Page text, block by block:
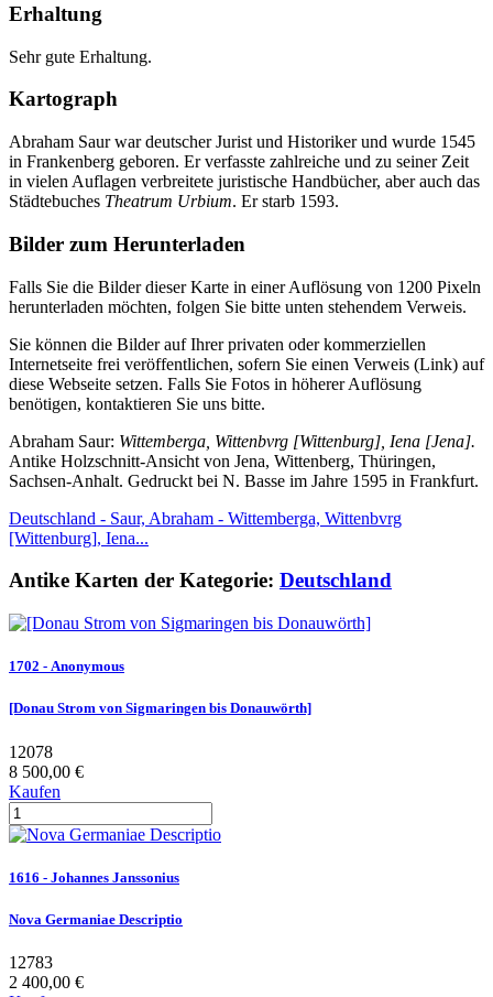
Erhaltung
Sehr gute Erhaltung.
Kartograph
Abraham Saur war deutscher Jurist und Historiker und wurde 1545
in Frankenberg geboren. Er verfasste zahlreiche und zu seiner Zeit
in vielen Auflagen verbreitete juristische Handbücher, aber auch das
Städtebuches Theatrum Urbium. Er starb 1593.
Bilder zum Herunterladen
Falls Sie die Bilder dieser Karte in einer Auflösung von 1200 Pixeln
herunterladen möchten, folgen Sie bitte unten stehendem Verweis.
Sie können die Bilder auf Ihrer privaten oder kommerziellen
Internetseite frei veröffentlichen, sofern Sie einen Verweis (Link) auf
diese Webseite setzen. Falls Sie Fotos in höherer Auflösung
benötigen, kontaktieren Sie uns bitte.
Abraham Saur: Wittemberga, Wittenbvrg [Wittenburg], Iena [Jena].
Antike Holzschnitt-Ansicht von Jena, Wittenberg, Thüringen,
Sachsen-Anhalt. Gedruckt bei N. Basse im Jahre 1595 in Frankfurt.
Deutschland - Saur, Abraham - Wittemberga, Wittenbvrg
[Wittenburg], Iena...
Antike Karten der Kategorie: Deutschland
1702 - Anonymous
[Donau Strom von Sigmaringen bis Donauwörth]
12078
8 500,00 €
Kaufen
1616 - Johannes Janssonius
Nova Germaniae Descriptio
12783
2 400,00 €